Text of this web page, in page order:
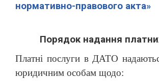
нормативно-правового акта»
Порядок надання
Платні послуги в ДАТО
юридичним особам щодо: